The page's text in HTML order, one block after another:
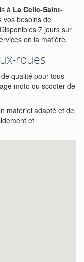
à La Celle-Saint-
vos besoins de
7 jours sur
en la matière.
roues
qualité pour tous
moto ou scooter de
matériel adapté et de
et